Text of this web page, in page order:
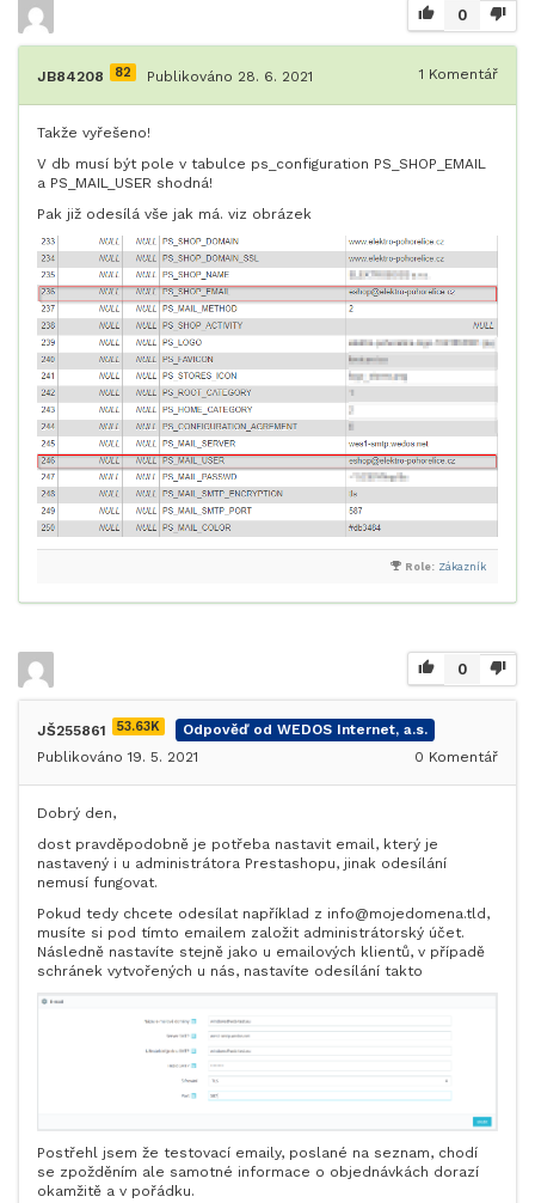
0
JB84208 82 Publikováno 28. 6. 2021 1 Komentář
Takže vyřešeno!
V db musí být pole v tabulce ps_configuration PS_SHOP_EMAIL
a PS_MAIL_USER shodná!
Pak již odesílá vše jak má. viz obrázek
Role: Zákazník
0
JŠ255861 53.63K
Odpověď od WEDOS Internet, a.s.
Publikováno 19. 5. 2021
0 Komentář
Dobrý den,
dost pravděpodobně je potřeba nastavit email, který je
nastavený i u administrátora Prestashopu, jinak odesílání
nemusí fungovat.
Pokud tedy chcete odesílat například z info@mojedomena.tld,
musíte si pod tímto emailem založit administrátorský účet.
Následně nastavíte stejně jako u emailových klientů, v případě
schránek vytvořených u nás, nastavíte odesílání takto
Postřehl jsem že testovací emaily, poslané na seznam, chodí
se zpožděním ale samotné informace o objednávkách dorazí
okamžitě a v pořádku.